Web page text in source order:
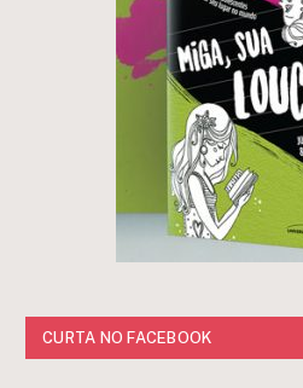
CURTA NO FACEBOOK